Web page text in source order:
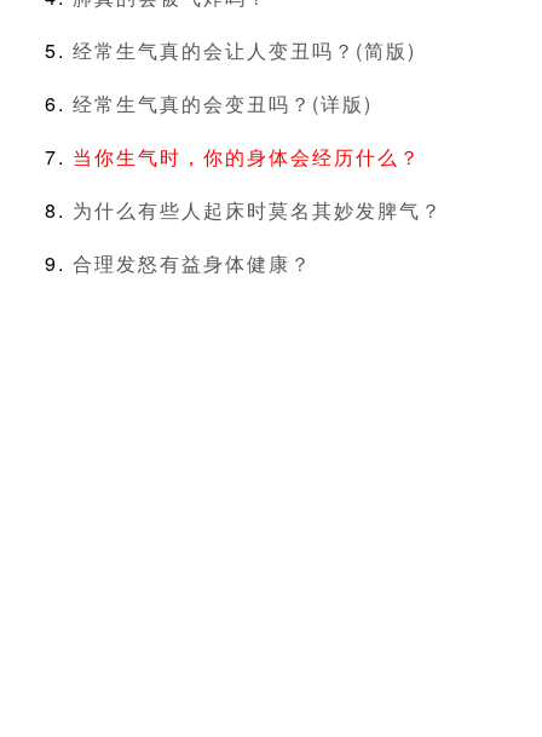
经常生气真的会让人变丑吗？(简版)
经常生气真的会变丑吗？(详版)
当你生气时，你的身体会经历什么？
为什么有些人起床时莫名其妙发脾气？
合理发怒有益身体健康？